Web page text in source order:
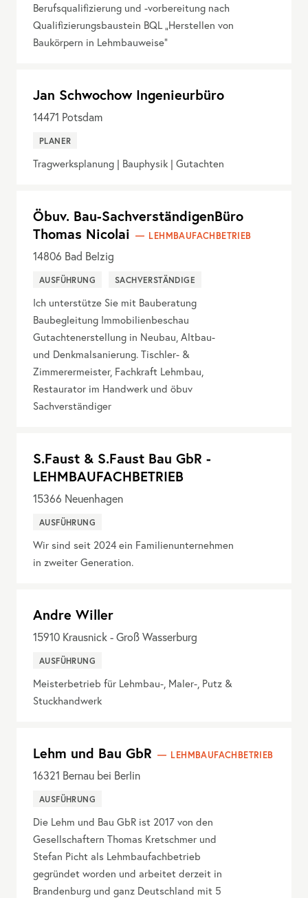
Berufsqualifizierung und -vorbereitung nach
Qualifizierungsbaustein BQL „Herstellen von
Baukörpern in Lehmbauweise“
Jan Schwochow Ingenieurbüro
14471 Potsdam
PLANER
Tragwerksplanung | Bauphysik | Gutachten
Öbuv. Bau-SachverständigenBüro
Thomas Nicolai
LEHMBAUFACHBETRIEB
14806 Bad Belzig
AUSFÜHRUNG SACHVERSTÄNDIGE
Ich unterstütze Sie mit Bauberatung
Baubegleitung Immobilienbeschau
Gutachtenerstellung in Neubau, Altbau-
und Denkmalsanierung. Tischler- &
Zimmerermeister, Fachkraft Lehmbau,
Restaurator im Handwerk und öbuv
Sachverständiger
S.Faust & S.Faust Bau GbR -
LEHMBAUFACHBETRIEB
15366 Neuenhagen
AUSFÜHRUNG
Wir sind seit 2024 ein Familienunternehmen
in zweiter Generation.
Andre Willer
15910 Krausnick - Groß Wasserburg
AUSFÜHRUNG
Meisterbetrieb für Lehmbau-, Maler-, Putz &
Stuckhandwerk
Lehm und Bau GbR LEHMBAUFACHBETRIEB
16321 Bernau bei Berlin
AUSFÜHRUNG
Die Lehm und Bau GbR ist 2017 von den
Gesellschaftern Thomas Kretschmer und
Stefan Picht als Lehmbaufachbetrieb
gegründet worden und arbeitet derzeit in
Brandenburg und ganz Deutschland mit 5